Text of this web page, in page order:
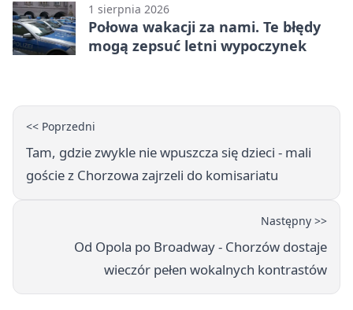
1 sierpnia 2026
Połowa wakacji za nami. Te błędy
mogą zepsuć letni wypoczynek
<< Poprzedni
Tam, gdzie zwykle nie wpuszcza się dzieci - mali
goście z Chorzowa zajrzeli do komisariatu
Następny >>
Od Opola po Broadway - Chorzów dostaje
wieczór pełen wokalnych kontrastów